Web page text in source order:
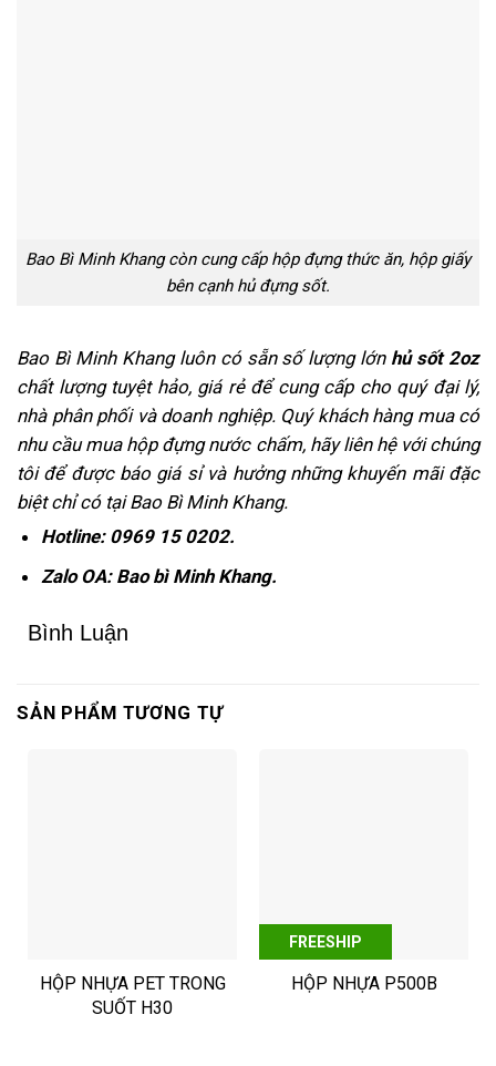
Bao Bì Minh Khang còn cung cấp hộp đựng thức ăn, hộp giấy
bên cạnh hủ đựng sốt.
Bao Bì Minh Khang luôn có sẵn số lượng lớnhủ sốt 2oz
chất lượng tuyệt hảo, giá rẻ để cung cấp cho quý đại lý,
nhà phân phối và doanh nghiệp. Quý khách hàng mua có
nhu cầu mua hộp đựng nước chấm, hãy liên hệ với chúng
tôi để được báo giá sỉ và hưởng những khuyến mãi đặc
biệt chỉ có tại Bao Bì Minh Khang.
Hotline: 0969 15 0202.
Zalo OA: Bao bì Minh Khang.
Bình Luận
SẢN PHẨM TƯƠNG TỰ
HỘP NHỰA PET TRONG
SUỐT H30
FREESHIP
HỘP NHỰA P500B